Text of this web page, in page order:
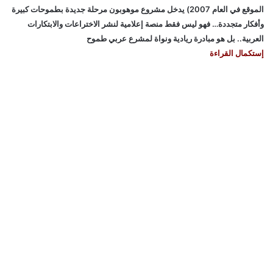
الموقع في العام 2007) يدخل مشروع موهوبون مرحلة جديدة بطموحات كبيرة
وأفكار متجددة… فهو ليس فقط منصة إعلامية لنشر الاختراعات والابتكارات
العربية.. بل هو مبادرة ريادية ونواة لمشرع عربي طموح
إستكمال القراءة